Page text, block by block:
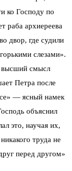
ко Господу по
раба архиереева
двор, где судили
слезами».
высший смысл
Петра после
— ясный намек
объяснил
это, научая их,
труда не
перед другом»